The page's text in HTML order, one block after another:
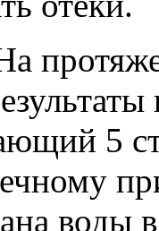
5
воды